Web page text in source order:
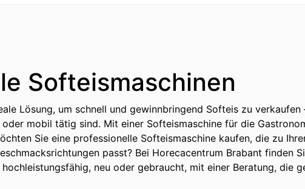
Softeismaschinen
Lösung, um schnell und gewinnbringend Softeis zu
mobil tätig sind. Mit einer Softeismaschine für die
Sie eine professionelle Softeismaschine kaufen, die zu
passt? Bei Horecacentrum Brabant finden
neu oder gebraucht, mit einer Beratung, die